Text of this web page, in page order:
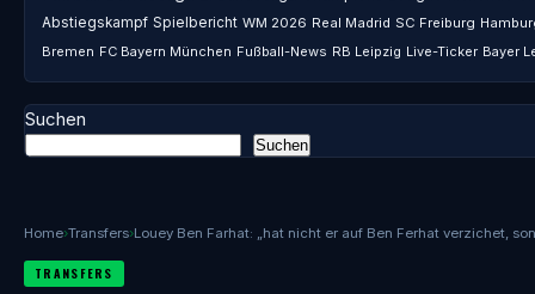
Home›Transfers›Louey Ben Farhat: „hat nicht er auf Ben Ferhat verzichet,
TRANSFERS
Abstiegskampf Spielbericht WM 2026 Real Madrid SC Freiburg
Bremen FC Bayern München Fußball-News RB Leipzig Live-Ticker Bayer
Suchen
Suchen